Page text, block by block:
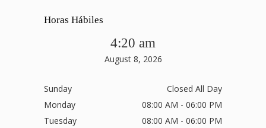
Horas Hábiles
4:20 am
August 8, 2026
Sunday
Closed All Day
Monday
08:00 AM - 06:00 PM
Tuesday
08:00 AM - 06:00 PM